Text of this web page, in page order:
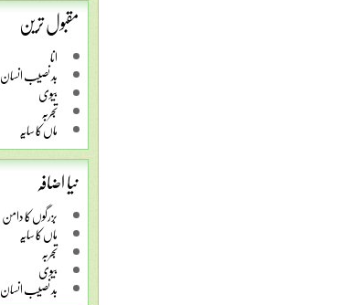
مقبول ترین
انا
بد نصیب انسان
بیوی
تجربہ
ماں کا سایہ
نیا اضافہ
بزرگوں کا دامن
ماں کا سایہ
تجربہ
بیوی
بد نصیب انسان